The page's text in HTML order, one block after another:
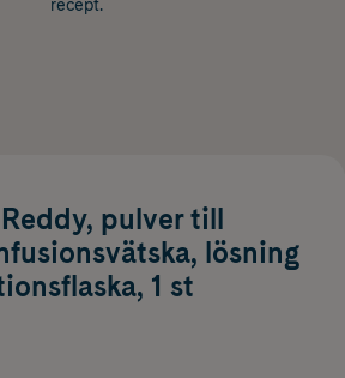
recept.
pulver till
lösning
1 st